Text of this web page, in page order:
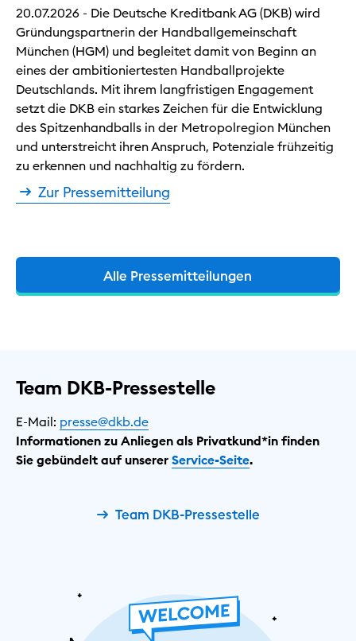
20.07.2026 - Die Deutsche Kreditbank AG (DKB) wird
Gründungspartnerin der Handballgemeinschaft
München (HGM) und begleitet damit von Beginn an
eines der ambitioniertesten Handballprojekte
Deutschlands. Mit ihrem langfristigen Engagement
setzt die DKB ein starkes Zeichen für die Entwicklung
des Spitzenhandballs in der Metropolregion München
und unterstreicht ihren Anspruch, Potenziale frühzeitig
zu erkennen und nachhaltig zu fördern.
Zur Pressemitteilung
Alle Pressemitteilungen
Team DKB-Pressestelle
E-Mail: presse@dkb.de
Informationen zu Anliegen als Privatkund*in finden
Sie gebündelt auf unserer Service-Seite.
Team DKB-Pressestelle